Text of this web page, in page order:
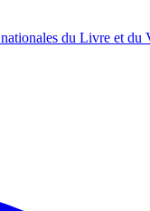
nationales du Livre et du